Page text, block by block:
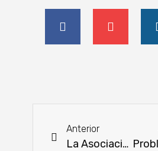
Anterior
La Asociación de Belmont Red realizó su Asamblea General Ordinaria